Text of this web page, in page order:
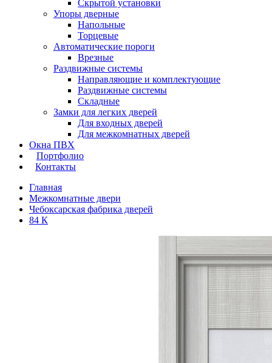
Скрытой установки
Упоры дверные
Напольные
Торцевые
Автоматические пороги
Врезные
Раздвижные системы
Направляющие и комплектующие
Раздвижные системы
Складные
Замки для легких дверей
Для входных дверей
Для межкомнатных дверей
Окна ПВХ
Портфолио
Контакты
Главная
Межкомнатные двери
Чебоксарская фабрика дверей
84 К